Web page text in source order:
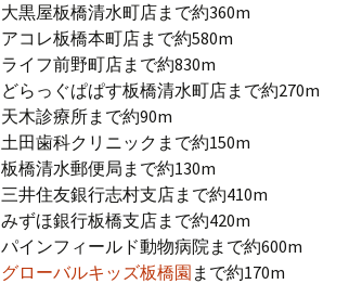
大黒屋板橋清水町店まで約360m
アコレ板橋本町店まで約580m
ライフ前野町店まで約830m
どらっぐぱぱす板橋清水町店まで約270m
天木診療所まで約90m
土田歯科クリニックまで約150m
板橋清水郵便局まで約130m
三井住友銀行志村支店まで約410m
みずほ銀行板橋支店まで約420m
パインフィールド動物病院まで約600m
グローバルキッズ板橋園 まで約170m